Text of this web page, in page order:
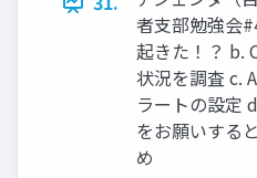
者支部勉強会
起きた！？ b.
状況を調査 c.
ラートの設定
をお願いする
め